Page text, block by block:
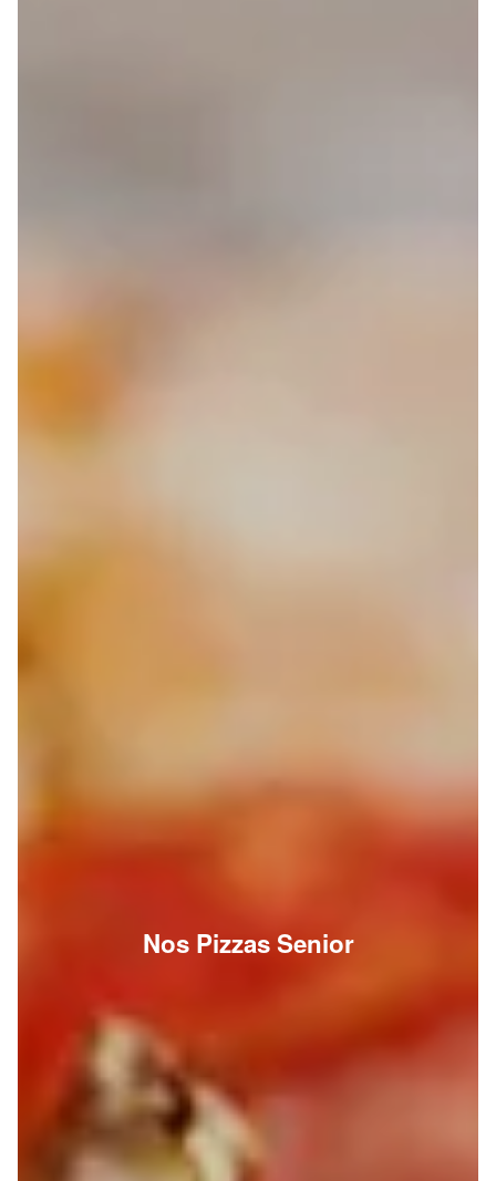
Nos Pizzas Senior